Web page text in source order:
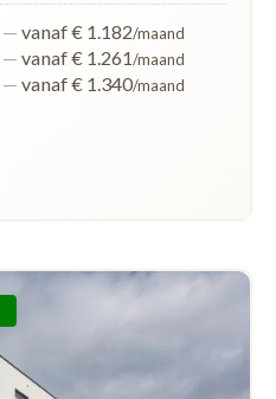
— vanaf € 1.182/maand
— vanaf € 1.261/maand
— vanaf € 1.340/maand